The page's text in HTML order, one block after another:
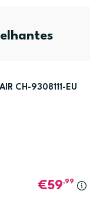
CH-9308111-EU
59,99